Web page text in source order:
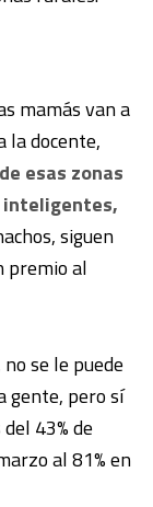
mamás van a
la docente,
esas zonas
siguen
premio al
se le puede
gente, pero sí
43% de
al 81% en